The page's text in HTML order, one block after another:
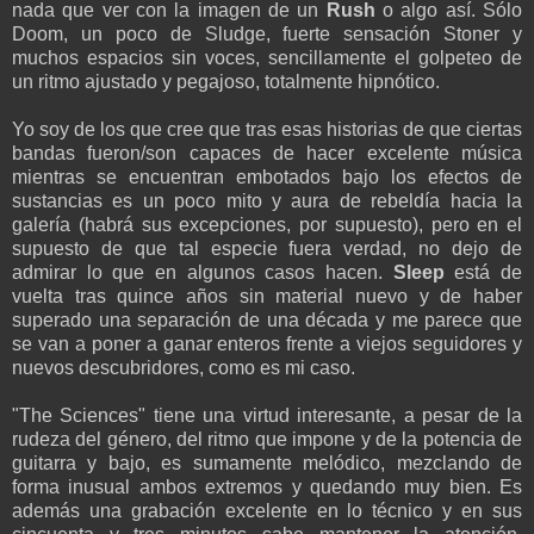
nada que ver con la imagen de un Rush o algo así. Sólo
Doom, un poco de Sludge, fuerte sensación Stoner y
muchos espacios sin voces, sencillamente el golpeteo de
un ritmo ajustado y pegajoso, totalmente hipnótico.
Yo soy de los que cree que tras esas historias de que ciertas
bandas fueron/son capaces de hacer excelente música
mientras se encuentran embotados bajo los efectos de
sustancias es un poco mito y aura de rebeldía hacia la
galería (habrá sus excepciones, por supuesto), pero en el
supuesto de que tal especie fuera verdad, no dejo de
admirar lo que en algunos casos hacen. Sleep está de
vuelta tras quince años sin material nuevo y de haber
superado una separación de una década y me parece que
se van a poner a ganar enteros frente a viejos seguidores y
nuevos descubridores, como es mi caso.
"The Sciences" tiene una virtud interesante, a pesar de la
rudeza del género, del ritmo que impone y de la potencia de
guitarra y bajo, es sumamente melódico, mezclando de
forma inusual ambos extremos y quedando muy bien. Es
además una grabación excelente en lo técnico y en sus